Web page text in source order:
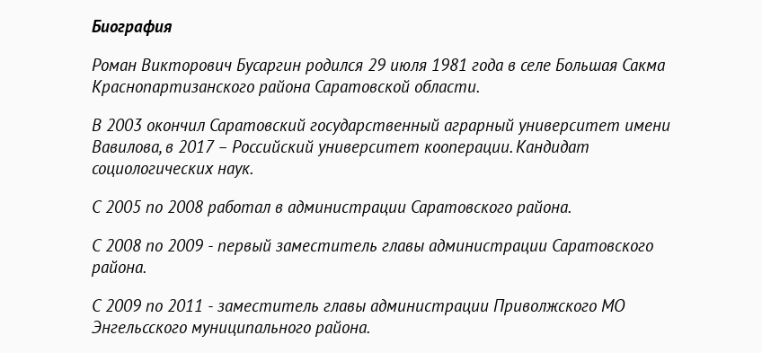
Биография
Роман Викторович Бусаргин родился 29 июля 1981 года в селе Большая Сакма
Краснопартизанского района Саратовской области.
В 2003 окончил Саратовский государственный аграрный университет имени
Вавилова, в 2017 – Российский университет кооперации. Кандидат
социологических наук.
С 2005 по 2008 работал в администрации Саратовского района.
С 2008 по 2009 - первый заместитель главы администрации Саратовского
района.
С 2009 по 2011 - заместитель главы администрации Приволжского МО
Энгельсского муниципального района.